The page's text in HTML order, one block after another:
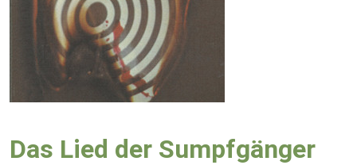
Das Lied der Sumpfgänger